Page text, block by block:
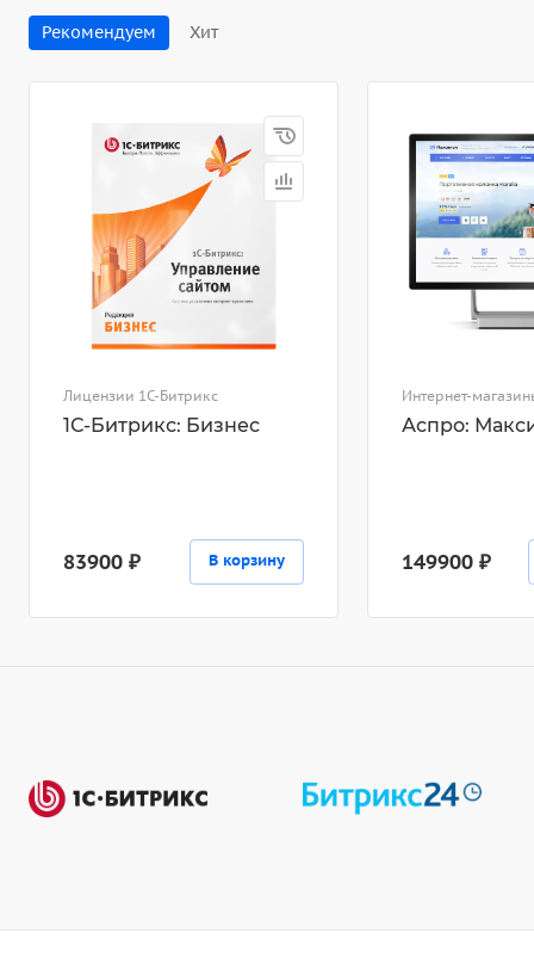
Рекомендуем Хит
Лицензии 1С-Битрикс
1С-Битрикс: Бизнес
83900 ₽ В корзину
Интернет-
Аспро:
149900 ₽